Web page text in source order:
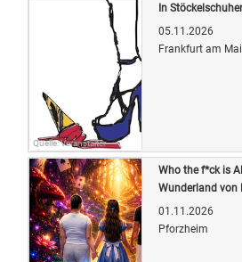
Quelle: Veranstalter
In
05.11.2026
Frankfurt am
Who the f*ck is
Wunderland von
01.11.2026
Pforzheim